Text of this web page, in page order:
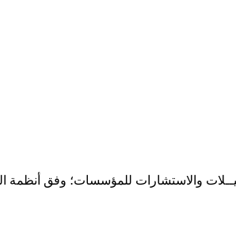
والاستشارات للمؤسسات؛ وفق